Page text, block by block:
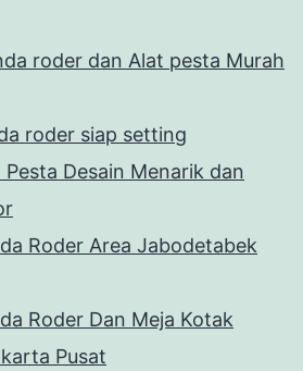
roder dan Alat pesta Murah
roder siap setting
Desain Menarik dan
Roder Area Jabodetabek
Roder Dan Meja Kotak
Pusat